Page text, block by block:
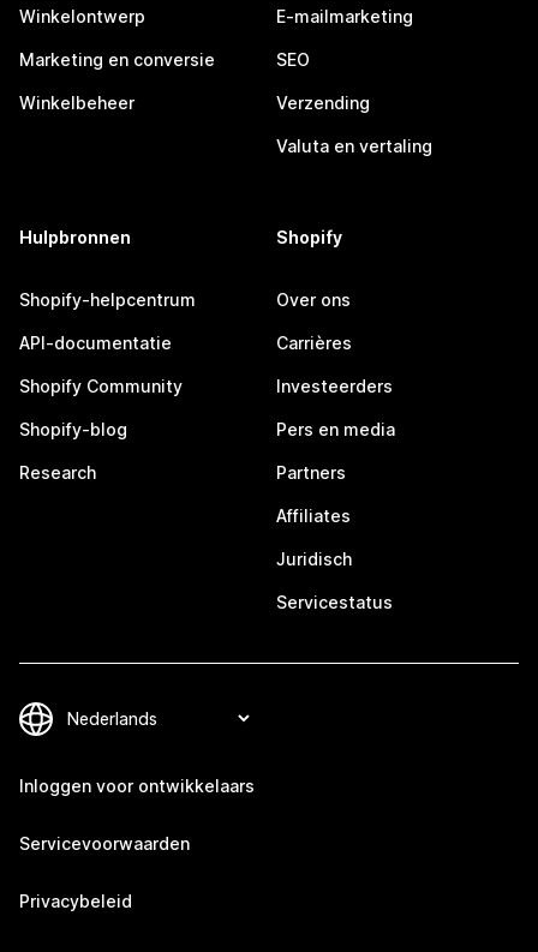
Winkelontwerp
Marketing en conversie
Winkelbeheer
E-mailmarketing
SEO
Verzending
Valuta en vertaling
Hulpbronnen
Shopify-helpcentrum
API-documentatie
Shopify Community
Shopify-blog
Research
Shopify
Over ons
Carrières
Investeerders
Pers en media
Partners
Affiliates
Juridisch
Servicestatus
Inloggen voor ontwikkelaars
Servicevoorwaarden
Privacybeleid